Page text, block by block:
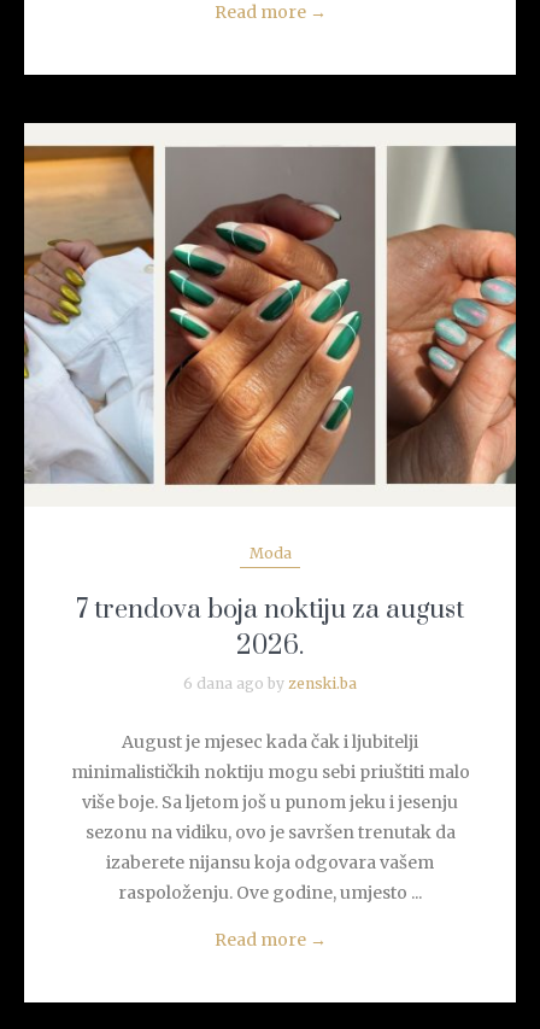
Read more →
READ MORE
Moda
7 trendova boja noktiju za august
2026.
6 dana ago by zenski.ba
August je mjesec kada čak i ljubitelji
minimalističkih noktiju mogu sebi priuštiti malo
više boje. Sa ljetom još u punom jeku i jesenju
sezonu na vidiku, ovo je savršen trenutak da
izaberete nijansu koja odgovara vašem
raspoloženju. Ove godine, umjesto ...
Read more →